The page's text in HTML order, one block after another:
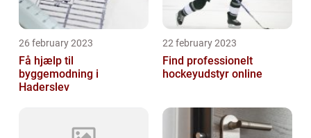
26 february 2023
Få hjælp til
byggemodning i
Haderslev
22 february 2023
Find professionelt
hockeyudstyr online